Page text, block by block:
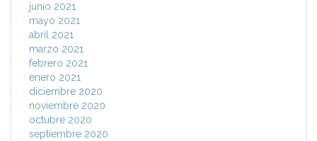
junio 2021
mayo 2021
abril 2021
marzo 2021
febrero 2021
enero 2021
diciembre 2020
noviembre 2020
octubre 2020
septiembre 2020